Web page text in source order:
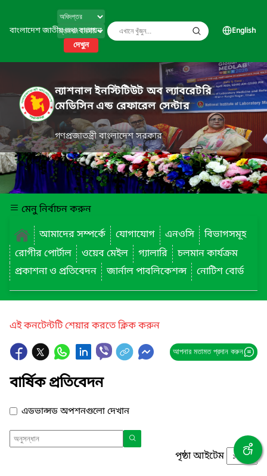
বাংলাদেশ জাতীয় তথ্য বাতায়ন
দেখুন
English
ন্যাশনাল ইনস্টিটিউট অব ল্যাবরেটরি
মেডিসিন এন্ড রেফারেল সেন্টার
গণপ্রজাতন্ত্রী বাংলাদেশ সরকার
মেনু নির্বাচন করুন
আমাদের সম্পর্কে
যোগাযোগ এনওসি
বিভাগসমূহ
রোগীর পোর্টাল
ওয়েব মেইল গ্যালারি
চলমান কার্যক্রম
প্রকাশনা ও প্রতিবেদন
জার্নাল পাবলিকেশন্স নোটিশ বোর্ড
এই কনটেন্টটি শেয়ার করতে ক্লিক করুন
আপনার মতামত প্রদান করুন
বার্ষিক প্রতিবেদন
এডভান্সড অপশনগুলো দেখান
পৃষ্ঠা আইটেম